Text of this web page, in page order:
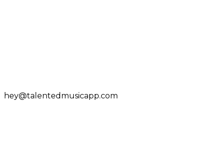
hey@talentedmusicapp.com